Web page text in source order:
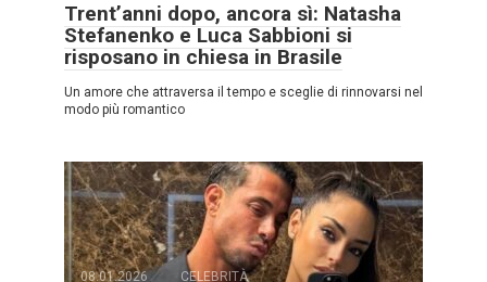
Trent’anni dopo, ancora sì: Natasha
Stefanenko e Luca Sabbioni si
risposano in chiesa in Brasile
Un amore che attraversa il tempo e sceglie di rinnovarsi nel
modo più romantico
08.01.2026 CELEBRITÀ